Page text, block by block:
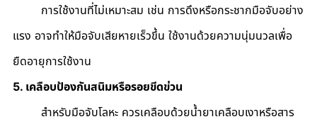
แรง อาจทำให้มือจับเสียหายเร็วขึ้น ใช้งานด้วยความนุ่มนวลเพื่อ
ยืดอายุการใช้งาน
5. เคลือบป้องกันสนิมหรือรอยขีดข่วน